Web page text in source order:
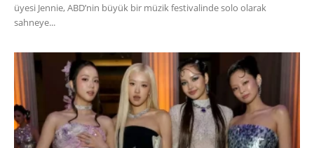
üyesi Jennie, ABD’nin büyük bir müzik festivalinde solo olarak
sahneye...